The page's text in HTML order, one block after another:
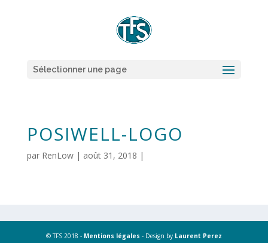
Sélectionner une page
POSIWELL-LOGO
par RenLow| août 31, 2018 |
© TFS 2018 - Mentions légales - Design by Laurent Perez